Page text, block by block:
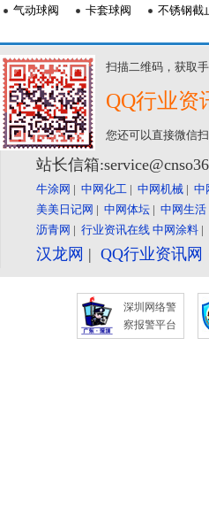
气动球阀 卡套球阀 不锈钢截
扫描二维码，获取
QQ行业资
您还可以直接微信
站长信箱
牛涂网 | 中网化工 | 中网机械 | 中
美美日记网 | 中网体坛 | 中网生活
沥青网 | 行业资讯在线 中网涂料 |
汉龙网 | QQ行业资讯
深圳网络警
察报警平台